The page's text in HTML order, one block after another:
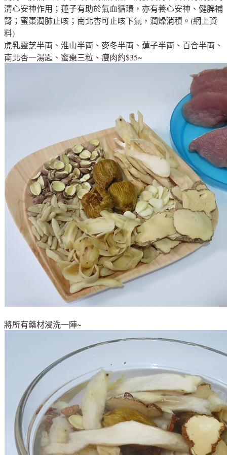
清心安神作用；蓮子有助於氣血循環，亦有養心安神、健脾補
腎；蜜棗潤肺止咳；南北杏可止咳下氣，潤燥消積。(網上資
料)
虎乳靈芝半両、淮山半両、麥冬半両、蓮子半両、百合半両、
南北杏一湯匙、蜜棗三粒、瘦肉約$35~
將所有藥材浸洗一陣~